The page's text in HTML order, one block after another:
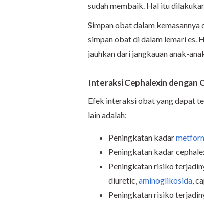
sudah membaik. Hal itu
Simpan obat dalam
simpan obat di dalam lemari es.
jauhkan dari jangkauan anak-
Interaksi Cephalexin dengan
Efek interaksi obat yang dapat
lain adalah:
Peningkatan kadar
Peningkatan kadar
Peningkatan risiko
diuretic,aminoglikosida,
Peningkatan risiko